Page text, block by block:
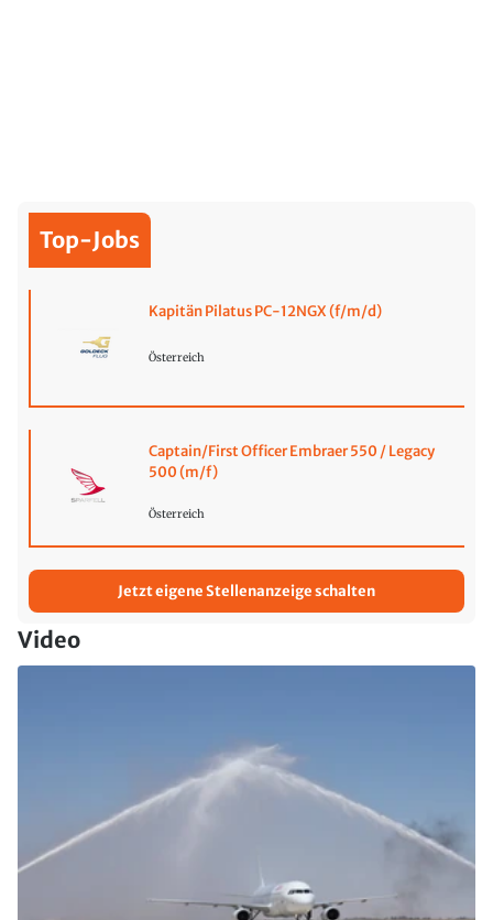
Top-Jobs
Kapitän Pilatus PC-12NGX (f/m/d)
Österreich
Captain/First Officer Embraer 550 / Legacy
500 (m/f)
Österreich
Jetzt eigene Stellenanzeige schalten
Video